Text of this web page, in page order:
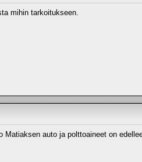
mihin tarkoitukseen.
auto ja polttoaineet on